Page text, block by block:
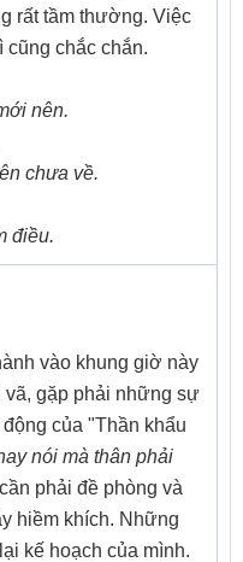
rất tầm thường. Việc
cũng chắc chắn.
nên.
chưa về.
điều.
vào khung giờ này
gặp phải những sự
của "Thần khẩu
nói mà thân phải
phải đề phòng và
hiềm khích. Những
kế hoạch của mình.